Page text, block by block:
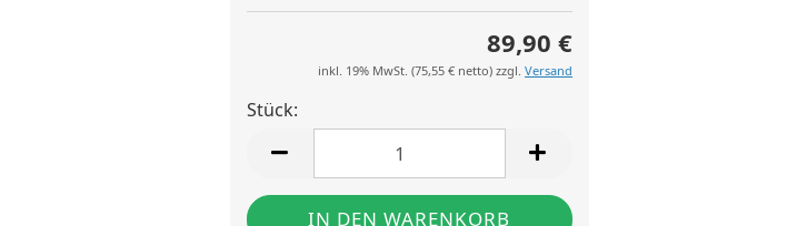
89,90 €
inkl. 19% MwSt. (75,55 € netto) zzgl. Versand
Stück:
Stück